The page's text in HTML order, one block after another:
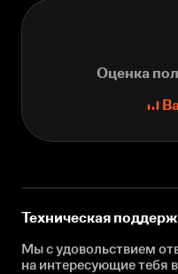
Оценка
Техническая
Мы с удовольствием
на интересующиетебя